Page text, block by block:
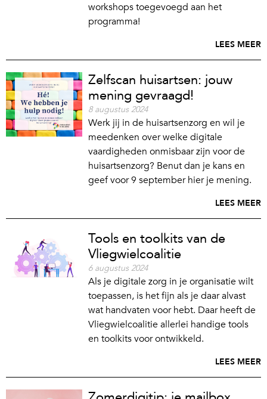
workshops toegevoegd aan het
programma!
LEES MEER
Zelfscan huisartsen: jouw
mening gevraagd!
8 augustus 2024
Werk jij in de huisartsenzorg en wil je
meedenken over welke digitale
vaardigheden onmisbaar zijn voor de
huisartsenzorg? Benut dan je kans en
geef voor 9 september hier je mening.
LEES MEER
Tools en toolkits van de
Vliegwielcoalitie
6 augustus 2024
Als je digitale zorg in je organisatie wilt
toepassen, is het fijn als je daar alvast
wat handvaten voor hebt. Daar heeft de
Vliegwielcoalitie allerlei handige tools
en toolkits voor ontwikkeld.
LEES MEER